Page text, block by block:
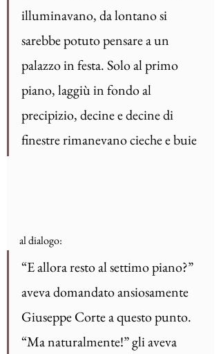
illuminavano, da lontano si
sarebbe potuto pensare a un
palazzo in festa. Solo al primo
piano, laggiù in fondo al
precipizio, decine e decine di
finestre rimanevano cieche e buie
al dialogo:
“E allora resto al settimo piano?”
aveva domandato ansiosamente
Giuseppe Corte a questo punto.
“Ma naturalmente!” gli aveva